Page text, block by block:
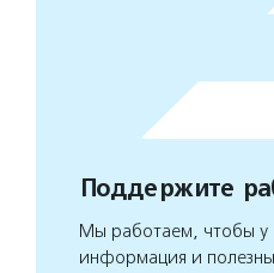
Поддержите
Мы работаем, чтобы у
информация и